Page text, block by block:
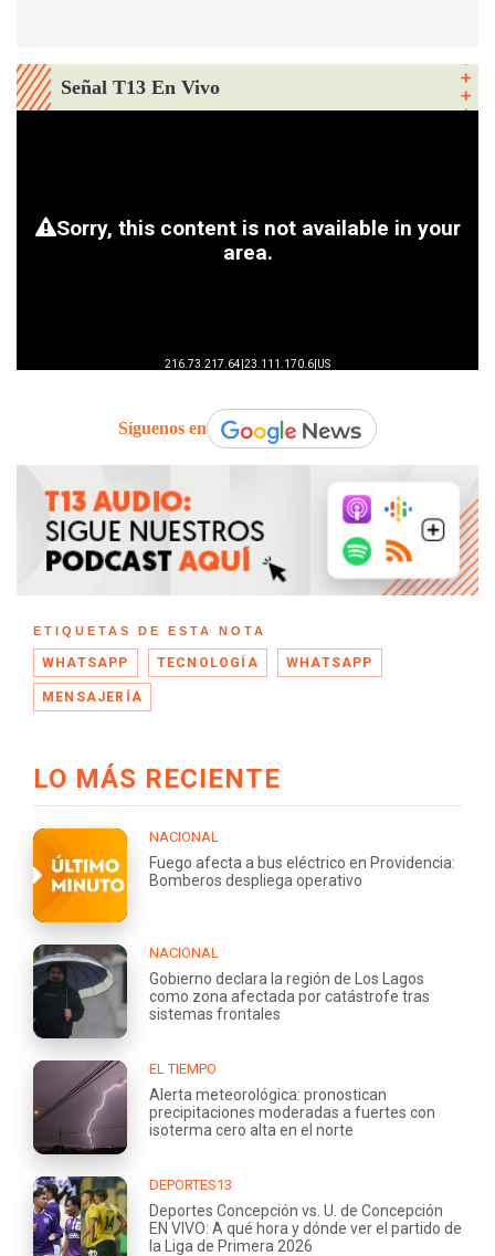
Señal T13 En Vivo
Síguenos en
ETIQUETAS DE ESTA NOTA
WHATSAPP TECNOLOGÍA WHATSAPP
MENSAJERÍA
LO MÁS RECIENTE
NACIONAL
Fuego afecta a bus eléctrico en Providencia:
Bomberos despliega operativo
NACIONAL
Gobierno declara la región de Los Lagos
como zona afectada por catástrofe tras
sistemas frontales
EL TIEMPO
Alerta meteorológica: pronostican
precipitaciones moderadas a fuertes con
isoterma cero alta en el norte
DEPORTES13
Deportes Concepción vs. U. de Concepción
EN VIVO: A qué hora y dónde ver el partido de
la Liga de Primera 2026